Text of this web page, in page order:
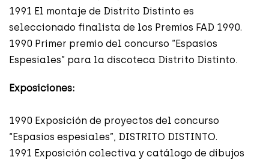
1991 El montaje de Distrito Distinto es
seleccionado finalista de los Premios FAD 1990.
1990 Primer premio del concurso “Espasios
Espesiales” para la discoteca Distrito Distinto.
Exposiciones:
1990 Exposición de proyectos del concurso
“Espasios espesiales”, DISTRITO DISTINTO.
1991 Exposición colectiva y catálogo de dibujos